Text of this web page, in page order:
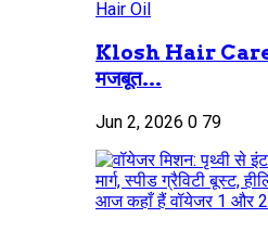
Klosh Hair Care
मजबूत...
Jun 2, 2026 0 79